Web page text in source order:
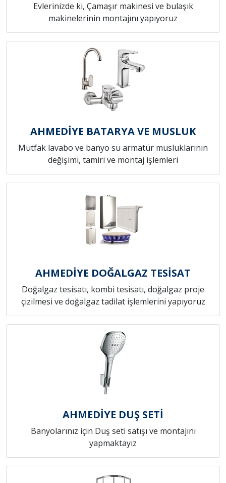
Evlerinizde ki, Çamaşır makinesi ve bulaşık
makinelerinin montajını yapıyoruz
AHMEDİYE BATARYA VE MUSLUK
Mutfak lavabo ve banyo su armatür musluklarının
değişimi, tamiri ve montaj işlemleri
AHMEDİYE DOĞALGAZ TESİSAT
Doğalgaz tesisatı, kombi tesisatı, doğalgaz proje
çizilmesi ve doğalgaz tadilat işlemlerini yapıyoruz
AHMEDİYE DUŞ SETİ
Banyolarınız için Duş seti satışı ve montajını
yapmaktayız